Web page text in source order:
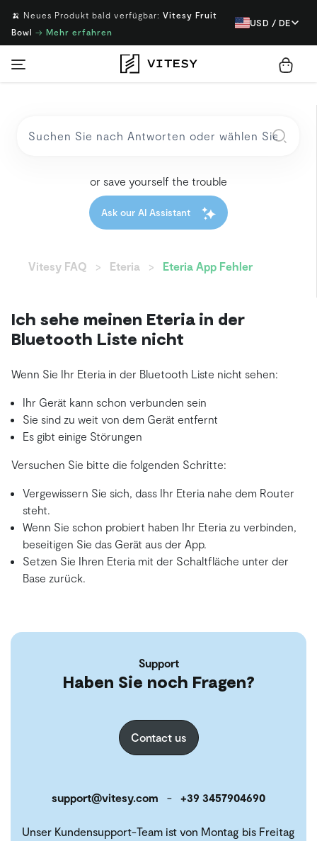
🍌 Neues Produkt bald verfügbar: Vitesy Fruit
Bowl → Mehr erfahren
USD / DE
or save yourself the trouble
Ask our AI Assistant
Vitesy FAQ Eteria Eteria App Fehler
Ich sehe meinen Eteria in der
Bluetooth Liste nicht
Wenn Sie Ihr Eteria in der Bluetooth Liste nicht sehen:
Ihr Gerät kann schon verbunden sein
Sie sind zu weit von dem Gerät entfernt
Es gibt einige Störungen
Versuchen Sie bitte die folgenden Schritte:
Vergewissern Sie sich, dass Ihr Eteria nahe dem Router
steht.
Wenn Sie schon probiert haben Ihr Eteria zu verbinden,
beseitigen Sie das Gerät aus der App.
Setzen Sie Ihren Eteria mit der Schaltfläche unter der
Base zurück.
Support
Haben Sie noch Fragen?
Contact us
support@vitesy.com - +39 3457904690
Unser Kundensupport-Team ist von Montag bis Freitag